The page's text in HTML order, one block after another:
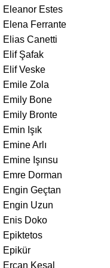
Eleanor Estes
Elena Ferrante
Elias Canetti
Elif Şafak
Elif Veske
Emile Zola
Emily Bone
Emily Bronte
Emin Işık
Emine Arlı
Emine Işınsu
Emre Dorman
Engin Geçtan
Engin Uzun
Enis Doko
Epiktetos
Epikür
Ercan Kesal